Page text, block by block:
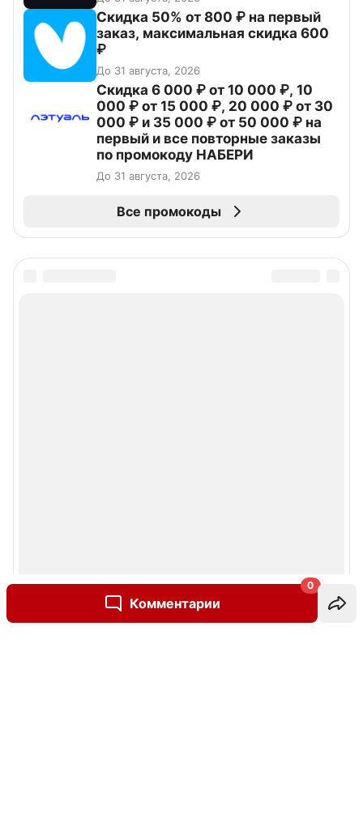
Комментарии
0
Скидка 50% от 800 ₽ на первый
заказ, максимальная скидка 600
₽
До 31 августа, 2026
Скидка 6 000 ₽ от 10 000 ₽, 10
000 ₽ от 15 000 ₽, 20 000 ₽ от 30
000 ₽ и 35 000 ₽ от 50 000 ₽ на
первый и все повторные заказы
по промокоду НАБЕРИ
До 31 августа, 2026
Все промокоды